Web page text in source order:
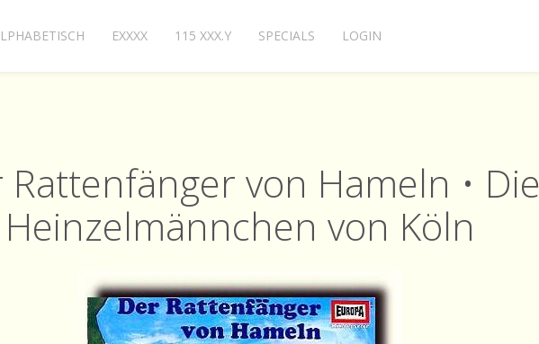
EXXXX 115 XXX.Y SPECIALS LOGIN
Rattenfänger von Hameln • Die
Heinzelmännchen von Köln